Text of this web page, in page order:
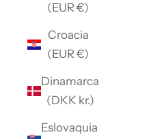
(EUR €)
Croacia
(EUR €)
Dinamarca
(DKK kr.)
Eslovaquia